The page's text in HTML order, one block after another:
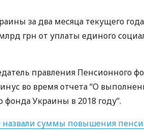
за два месяца текущего года
грн от уплаты единого
правления Пенсионного
во время отчета “О
Украины в 2018 году”.
суммы повышения